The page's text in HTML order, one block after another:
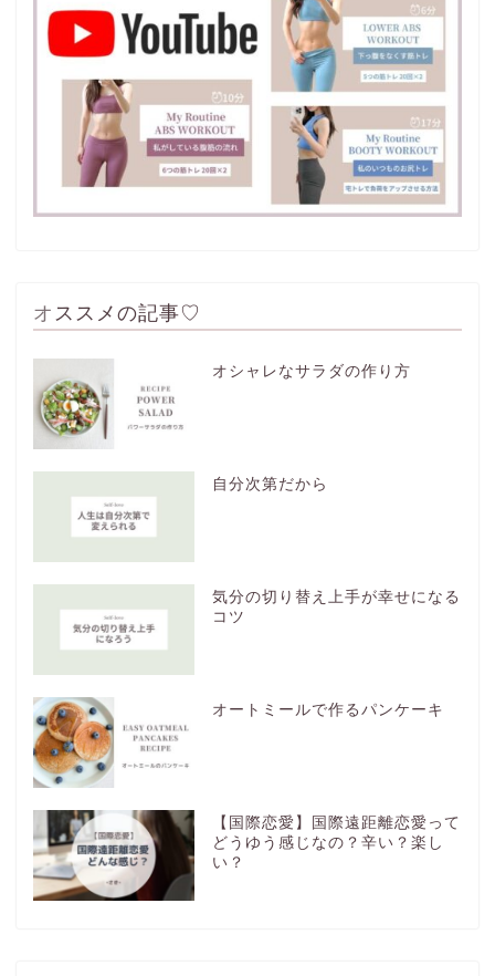
オススメの記事♡
オシャレなサラダの作り方
自分次第だから
気分の切り替え上手が幸せになる
コツ
オートミールで作るパンケーキ
【国際恋愛】国際遠距離恋愛って
どうゆう感じなの？辛い？楽し
い？